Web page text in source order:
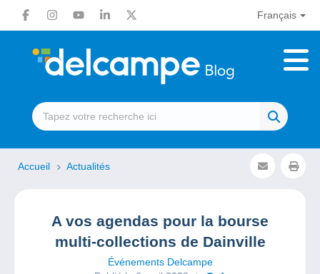
Français
Accueil Actualités
A vos agendas pour la bourse
multi-collections de Dainville
Événements Delcampe